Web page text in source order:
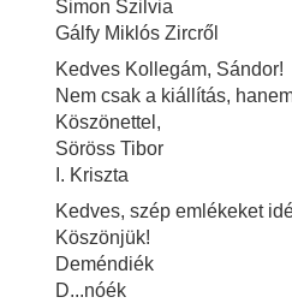
Simon Szilvia
Gálfy Miklós Zircről
Kedves Kollegám, Sándor!
Nem csak a kiállítás,
Köszönettel,
Söröss Tibor
I. Kriszta
Kedves, szép emlékeket
Köszönjük!
Deméndiék
D...nóék